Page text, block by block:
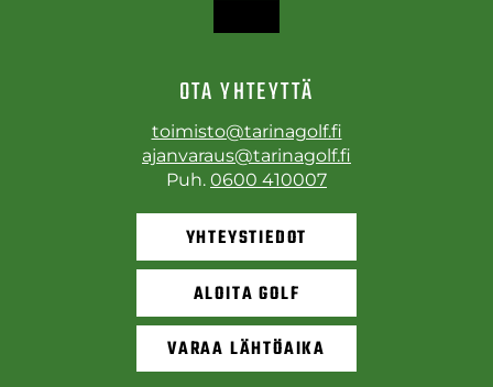
OTA YHTEYTTÄ
toimisto@tarinagolf.fi
ajanvaraus@tarinagolf.fi
Puh. 0600 410007
YHTEYSTIEDOT
ALOITA GOLF
VARAA LÄHTÖAIKA